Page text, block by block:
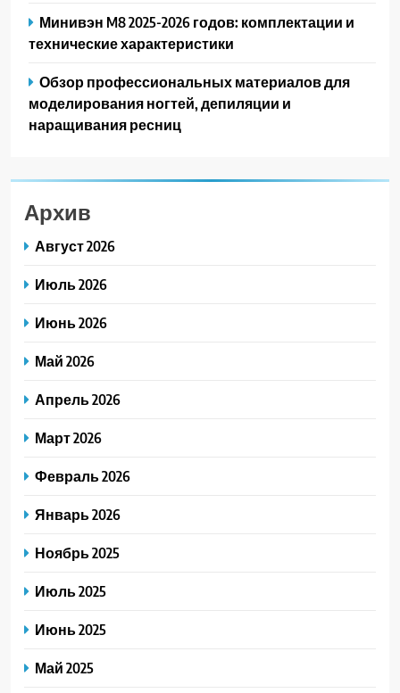
Минивэн M8 2025-2026 годов: комплектации и
технические характеристики
Обзор профессиональных материалов для
моделирования ногтей, депиляции и
наращивания ресниц
Архив
Август 2026
Июль 2026
Июнь 2026
Май 2026
Апрель 2026
Март 2026
Февраль 2026
Январь 2026
Ноябрь 2025
Июль 2025
Июнь 2025
Май 2025